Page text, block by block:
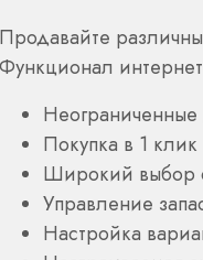
Продавайте
Функционал
Покупка в 1 клик
Широкий выбор
Управление
Настройка